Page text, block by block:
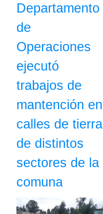
Departamento
de
Operaciones
ejecutó
trabajos de
mantención en
calles de tierra
de distintos
sectores de la
comuna